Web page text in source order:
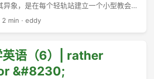
异象，是在每个轻轨站建立一个小型教会，
定“轻轨站见”。 ...
2 min · eddy
英语（6）| rather
&#8230;